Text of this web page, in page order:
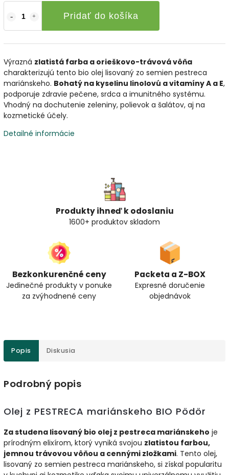
Pridať do košíka
Výrazná zlatistá farba a orieškovo-trávová vôňa
charakterizujú tento bio olej lisovaný zo semien pestreca
mariánskeho. Bohatý na kyselinu linolovú a vitamíny A a E,
podporuje zdravie pečene, srdca a imunitného systému.
Vhodný na dochutenie zeleniny, polievok a šalátov, aj na
kozmetické účely.
Detailné informácie
Produkty ihneď k odoslaniu
1600+ produktov skladom
Bezkonkurenčné ceny
Jedinečné produkty v ponuke
za zvýhodnené ceny
Packeta a Z-BOX
Expresné doručenie
objednávok
Popis Diskusia
Podrobný popis
Olej z PESTRECA mariánskeho BIO Pödör
Za studena lisovaný bio olej z pestreca mariánskeho je
prírodným elixírom, ktorý vyniká svojou zlatistou farbou,
jemnou trávovou vôňou a cennými zložkami. Tento olej,
lisovaný zo semien pestreca mariánskeho, si získal popularitu